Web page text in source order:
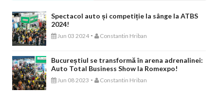
Spectacol auto și competiție la sânge la ATBS
2024!
Jun 03 2024 - Constantin Hriban
Bucureștiul se transformă în arena adrenalinei:
Auto Total Business Show la Romexpo!
Jun 08 2023 - Constantin Hriban